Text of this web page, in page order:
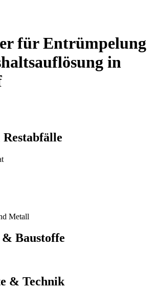
für Entrümpelung
in
Baustoffe
& Technik